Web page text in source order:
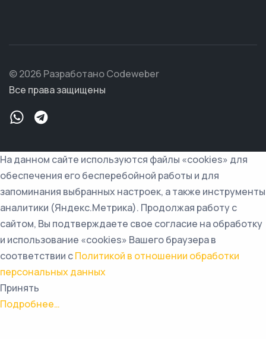
© 2026 Разработано Codeweber
Все права защищены
На данном сайте используются файлы «cookies» для
обеспечения его бесперебойной работы и для
запоминания выбранных настроек, а также инструменты
аналитики (Яндекс.Метрика). Продолжая работу с
сайтом, Вы подтверждаете свое согласие на обработку
и использование «cookies» Вашего браузера в
соответствии сПолитикой в отношении обработки
персональных данных
Принять
Подробнее…